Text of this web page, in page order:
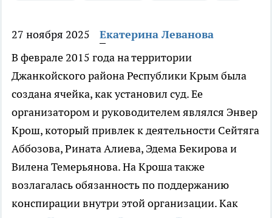
27 ноября 2025
Екатерина Леванова
В феврале 2015 года на территории
Джанкойского района Республики Крым была
создана ячейка, как установил суд. Ее
организатором и руководителем являлся Энвер
Крош, который привлек к деятельности Сейтяга
Аббозова, Рината Алиева, Эдема Бекирова и
Вилена Темерьянова. На Кроша также
возлагалась обязанность по поддержанию
конспирации внутри этой организации. Как